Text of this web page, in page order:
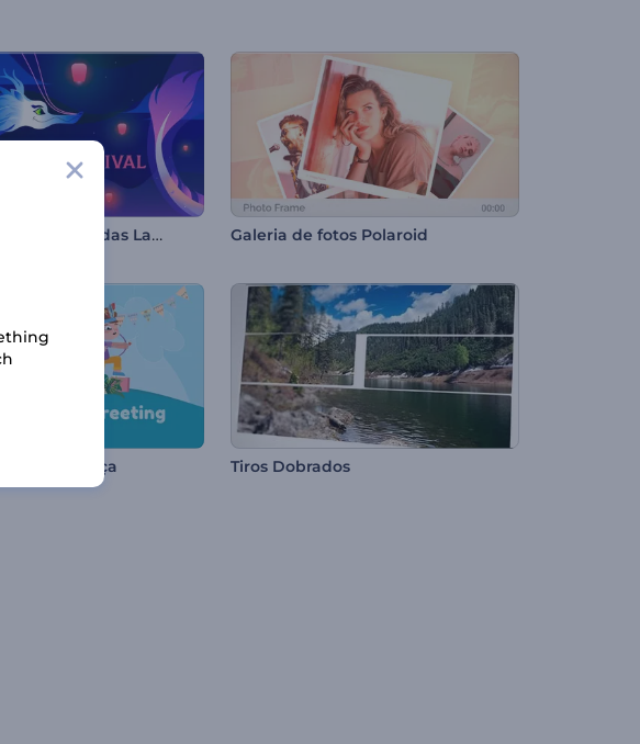
Animações do Festival das Lanternas Galeria de fotos Polaroid
da Criança Tiros Dobrados